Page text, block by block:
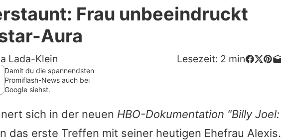
Stars
Familie & Liebe
Frau unbeeindruckt
Aura
Lada-Klein Lesezeit: 2 min
Damit du die spannendsten
Promiflash-News auch bei
Google siehst.
sich in der neuen HBO-Dokumentation "Billy Joel:
das erste Treffen mit seiner heutigen Ehefrau Alexis.